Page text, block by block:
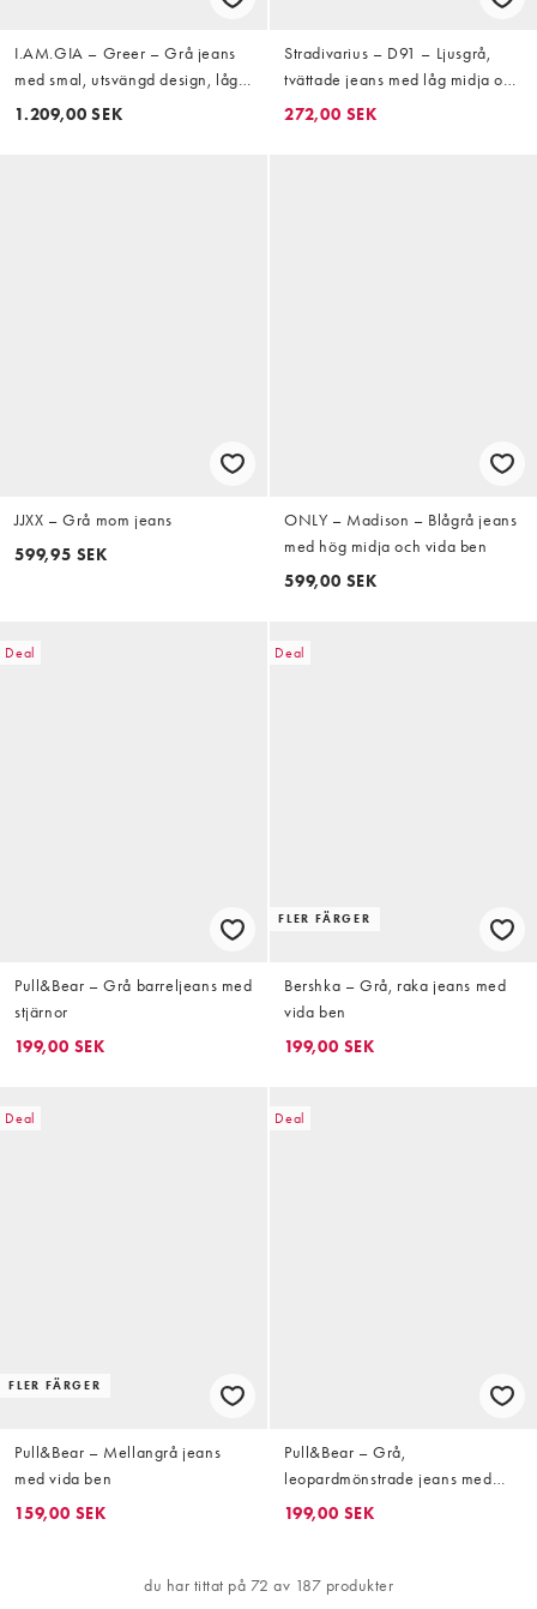
I.AM.GIA – Greer – Grå jeans
med smal, utsvängd design, låg
midja, korsad design och
1.209,00 SEK
Stradivarius – D91 – Ljusgrå,
tvättade jeans med låg midja och
vida ben
272,00 SEK
JJXX – Grå mom jeans
599,95 SEK
ONLY – Madison – Blågrå jeans
med hög midja och vida ben
599,00 SEK
Deal
Pull&Bear – Grå barreljeans med
stjärnor
199,00 SEK
Deal
FLER FÄRGER
Bershka – Grå, raka jeans med
vida ben
199,00 SEK
Deal
FLER FÄRGER
Pull&Bear – Mellangrå jeans
med vida ben
159,00 SEK
Deal
Pull&Bear – Grå,
leopardmönstrade jeans med
nitar
199,00 SEK
du har tittat på 72 av 187 produkter